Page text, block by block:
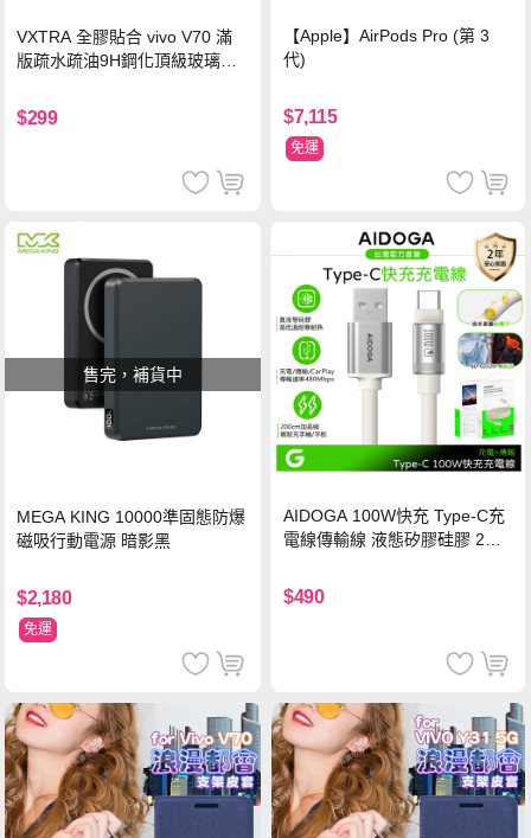
VXTRA 全膠貼合 vivo V70 滿
版疏水疏油9H鋼化頂級玻璃貼
$299
【Apple】AirPods Pro (第 3
代)
$7,115
免運
售完，補貨中
MEGA KING 10000準固態防爆
磁吸行動電源 暗影黑
$2,180
免運
AIDOGA 100W快充 Type-C充
電線傳輸線 液態矽膠硅膠 2M
$490